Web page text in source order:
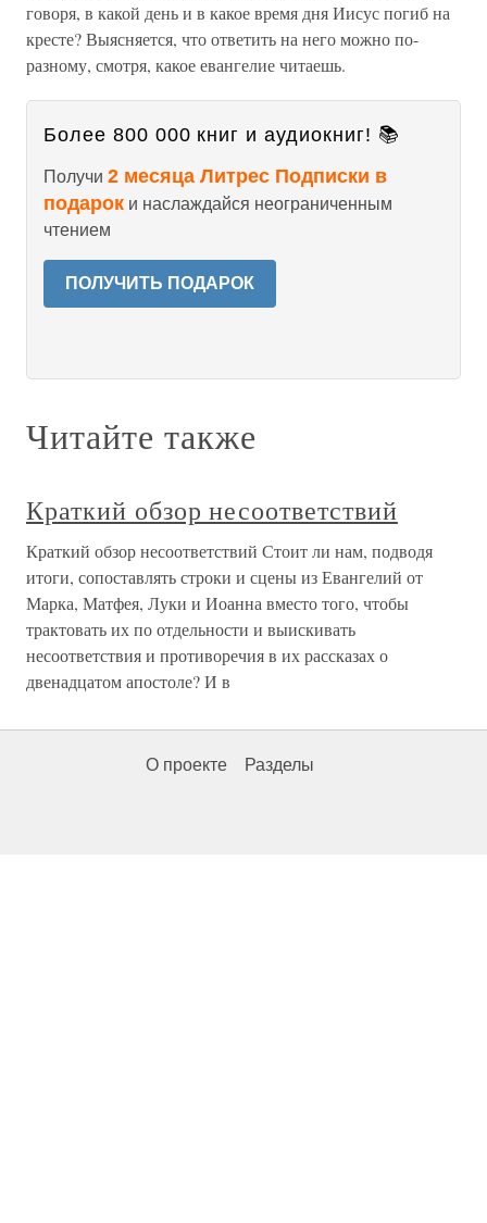
говоря, в какой день и в какое время дня Иисус погиб на
кресте? Выясняется, что ответить на него можно по-
разному, смотря, какое евангелие читаешь.
Более 800 000 книг и аудиокниг! 📚
Получи 2 месяца Литрес Подписки в
подарок и наслаждайся неограниченным
чтением
ПОЛУЧИТЬ ПОДАРОК
Читайте также
Краткий обзор несоответствий
Краткий обзор несоответствий Стоит ли нам, подводя
итоги, сопоставлять строки и сцены из Евангелий от
Марка, Матфея, Луки и Иоанна вместо того, чтобы
трактовать их по отдельности и выискивать
несоответствия и противоречия в их рассказах о
двенадцатом апостоле? И в
О проекте Разделы